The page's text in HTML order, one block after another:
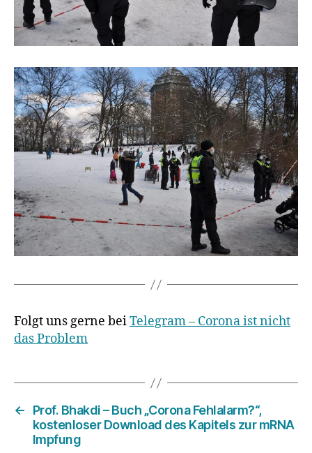
Folgt uns gerne beiTelegram – Corona ist nicht
das Problem
←
Prof. Bhakdi – Buch „Corona Fehlalarm?“,
kostenloser Download des Kapitels zur mRNA
Impfung